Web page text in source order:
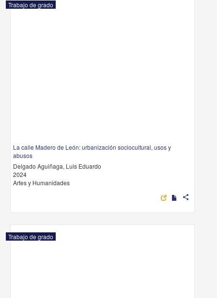
Trabajo de grado
La calle Madero de León: urbanización sociocultural, usos y
abusos
Delgado Aguiñaga, Luis Eduardo
2024
Artes y Humanidades
share
Trabajo de grado